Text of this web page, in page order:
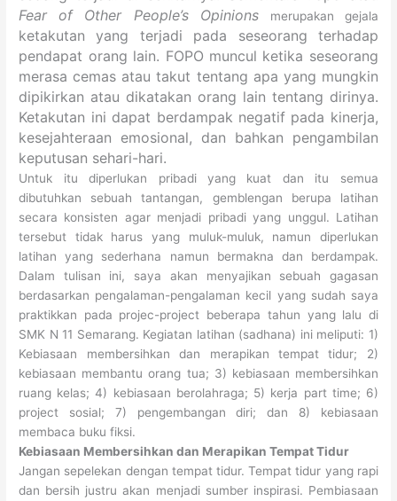
Fear of Other People’s Opinions
merupakan gejala
ketakutan yang terjadi pada seseorang terhadap
pendapat orang lain. FOPO muncul ketika seseorang
merasa cemas atau takut tentang apa yang mungkin
dipikirkan atau dikatakan orang lain tentang dirinya.
Ketakutan ini dapat berdampak negatif pada kinerja,
kesejahteraan emosional, dan bahkan pengambilan
keputusan sehari-hari.
Untuk itu diperlukan pribadi yang kuat dan itu semua
dibutuhkan sebuah tantangan, gemblengan berupa latihan
secara konsisten agar menjadi pribadi yang unggul. Latihan
tersebut tidak harus yang muluk-muluk, namun diperlukan
latihan yang sederhana namun bermakna dan berdampak.
Dalam tulisan ini, saya akan menyajikan sebuah gagasan
berdasarkan pengalaman-pengalaman kecil yang sudah saya
praktikkan pada projec-project beberapa tahun yang lalu di
SMK N 11 Semarang. Kegiatan latihan (sadhana) ini meliputi: 1)
Kebiasaan membersihkan dan merapikan tempat tidur; 2)
kebiasaan membantu orang tua; 3) kebiasaan membersihkan
ruang kelas; 4) kebiasaan berolahraga; 5) kerja part time; 6)
project sosial; 7) pengembangan diri; dan 8) kebiasaan
membaca buku fiksi.
Kebiasaan Membersihkan dan Merapikan Tempat Tidur
Jangan sepelekan dengan tempat tidur. Tempat tidur yang rapi
dan bersih justru akan menjadi sumber inspirasi. Pembiasaan